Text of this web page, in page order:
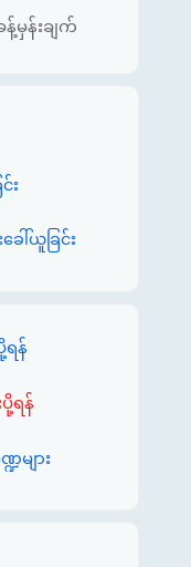
မှန်းချက်
း
ေါ်ယူခြင်း
ရန်
ရန်
များ